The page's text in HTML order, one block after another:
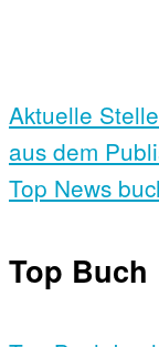
Aktuelle
aus dem
Top News
Top Buch